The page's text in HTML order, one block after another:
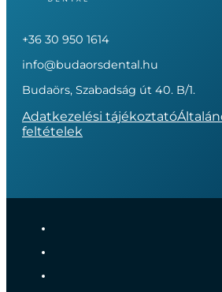
+36 30 950 1614
info@budaorsdental.hu
Budaörs, Szabadság út 40. B/1.
Adatkezelési tájékoztató
feltételek